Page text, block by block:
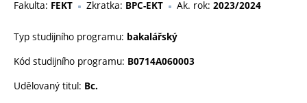
Fakulta: FEKT Zkratka: BPC-EKT Ak. rok: 2023/2024
Typ studijního programu: bakalářský
Kód studijního programu: B0714A060003
Udělovaný titul: Bc.